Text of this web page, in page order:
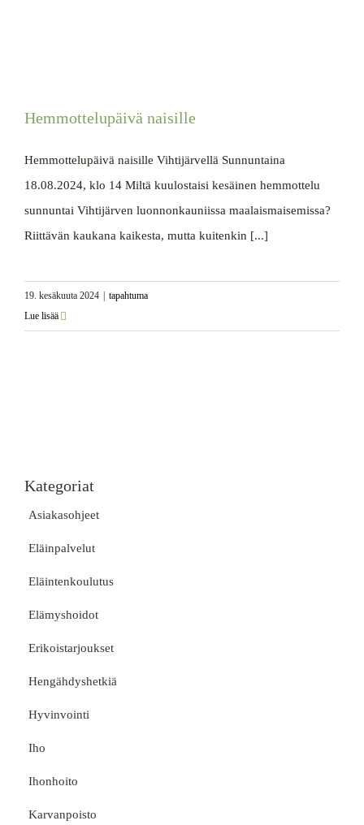
Hemmottelupäivä naisille
Hemmottelupäivä naisille Vihtijärvellä Sunnuntaina
18.08.2024, klo 14 Miltä kuulostaisi kesäinen hemmottelu
sunnuntai Vihtijärven luonnonkauniissa maalaismaisemissa?
Riittävän kaukana kaikesta, mutta kuitenkin [...]
19. kesäkuuta 2024
tapahtuma
Lue lisää
Kategoriat
Asiakasohjeet
Eläinpalvelut
Eläintenkoulutus
Elämyshoidot
Erikoistarjoukset
Hengähdyshetkiä
Hyvinvointi
Iho
Ihonhoito
Karvanpoisto